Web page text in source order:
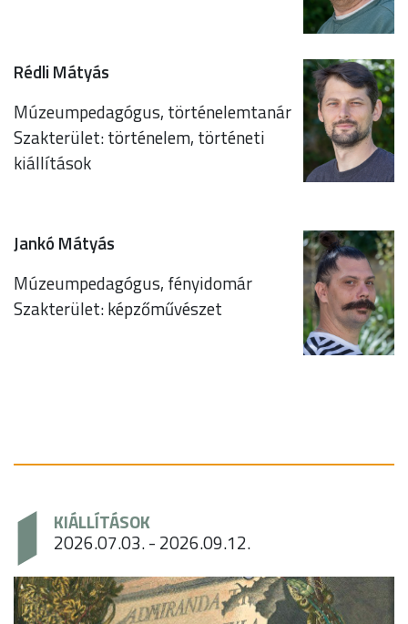
Rédli Mátyás
Múzeumpedagógus, történelemtanár
Szakterület: történelem, történeti
kiállítások
Jankó Mátyás
Múzeumpedagógus, fényidomár
Szakterület: képzőművészet
KIÁLLÍTÁSOK
2026.07.03. - 2026.09.12.